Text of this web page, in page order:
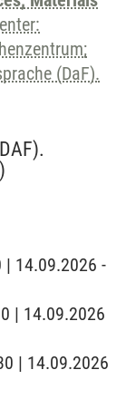
(DaF).
14.09.2026 -
| 14.09.2026
| 14.09.2026